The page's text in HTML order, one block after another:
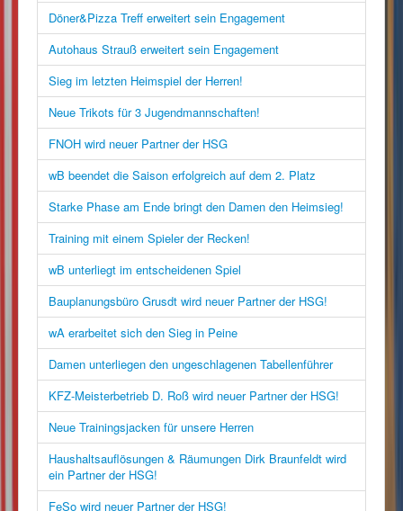
Döner&Pizza Treff erweitert sein Engagement
Autohaus Strauß erweitert sein Engagement
Sieg im letzten Heimspiel der Herren!
Neue Trikots für 3 Jugendmannschaften!
FNOH wird neuer Partner der HSG
wB beendet die Saison erfolgreich auf dem 2. Platz
Starke Phase am Ende bringt den Damen den Heimsieg!
Training mit einem Spieler der Recken!
wB unterliegt im entscheidenen Spiel
Bauplanungsbüro Grusdt wird neuer Partner der HSG!
wA erarbeitet sich den Sieg in Peine
Damen unterliegen den ungeschlagenen Tabellenführer
KFZ-Meisterbetrieb D. Roß wird neuer Partner der HSG!
Neue Trainingsjacken für unsere Herren
Haushaltsauflösungen & Räumungen Dirk Braunfeldt wird
ein Partner der HSG!
FeSo wird neuer Partner der HSG!